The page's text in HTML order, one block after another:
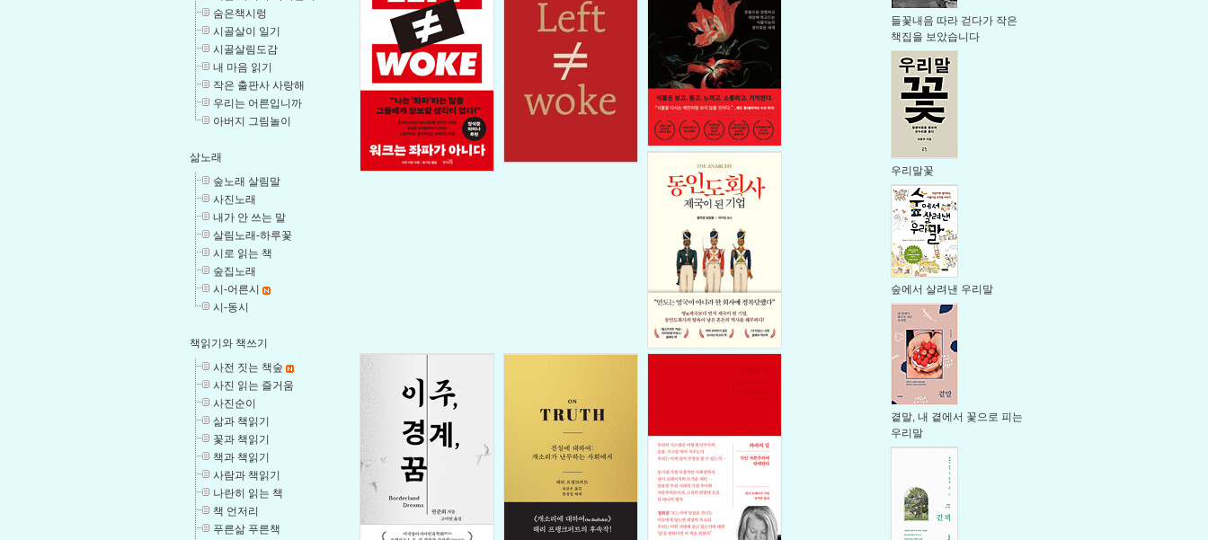
숨은책시렁
시골살이 일기
시골살림도감
내 마음 읽기
작은 출판사 사랑해
우리는 어른입니까
아버지 그림놀이
삶노래
숲노래 살림말
사진노래
내가 안 쓰는 말
살림노래-하루꽃
시로 읽는 책
숲집노래
시-어른시
시-동시
책읽기와 책쓰기
사전 짓는 책숲
사진 읽는 즐거움
사진순이
삶과 책읽기
꽃과 책읽기
책과 책읽기
사람과 책읽기
나란히 읽는 책
책 언저리
푸른삶 푸른책
들꽃내음 따라 걷다가 작은
책집을 보았습니다
우리말꽃
숲에서 살려낸 우리말
곁말, 내 곁에서 꽃으로 피는
우리말